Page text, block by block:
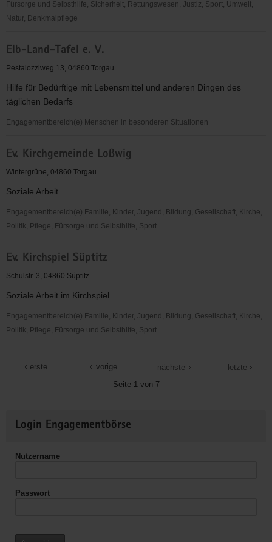
Fürsorge und Selbsthilfe, Sicherheit, Rettungswesen, Justiz, Sport, Umwelt,
Natur, Denkmalpflege
Verband
für
und
Jugendarbeit
Sachsen-
e.V.
Torgau
Elb-Land-Tafel e. V.
Pestalozziweg 13, 04860 Torgau
Hilfe für Bedürftige mit Lebensmittel und anderen Dingen des
täglichen Bedarfs
Engagementbereich(e) Menschen in besonderen Situationen
Land-
Tafel
V.
Ev. Kirchgemeinde Loßwig
Wintergrüne, 04860 Torgau
Soziale Arbeit
Engagementbereich(e) Familie, Kinder, Jugend, Bildung, Gesellschaft, Kirche,
Politik, Pflege, Fürsorge und Selbsthilfe, Sport
Kirchgemeinde
Loßwig
Ev. Kirchspiel Süptitz
Schulstr. 3, 04860 Süptitz
Soziale Arbeit im Kirchspiel
Engagementbereich(e) Familie, Kinder, Jugend, Bildung, Gesellschaft, Kirche,
Politik, Pflege, Fürsorge und Selbsthilfe, Sport
Kirchspiel
erste
vorige
Seite 1 von 7
nächste letzte
Informationen
Login Engagementbörse
Nutzername
Passwort